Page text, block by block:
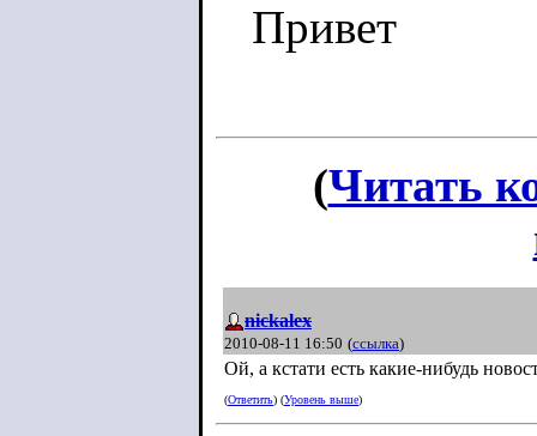
Привет
(Читать
nickalex
2010-08-11 16:50 (ссылка)
Ой, а кстати есть какие-нибудь
(Ответить) (Уровень выше)